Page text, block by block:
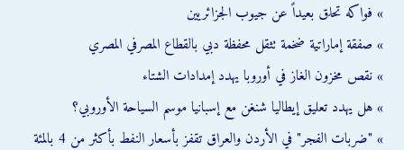
» فواكه تحلق بعيداً عن جيوب الجزائريين
» صفقة إماراتية ضخمة تثقل محفظة دبي بالقطاع المصرفي المصري
» نقص مخزون الغاز في أوروبا يهدد إمدادات الشتاء
» هل يهدد تعليق إيطاليا شنغن مع إسبانيا موسم السياحة الأوروبي؟
» "ضربات الفجر" في الأردن والعراق تقفز بأسعار النفط بأكثر من 4 بالمئة